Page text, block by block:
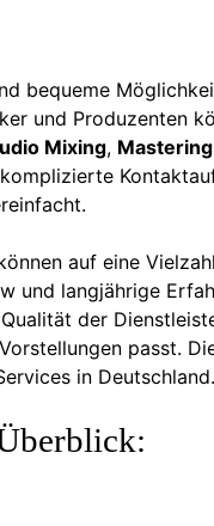
bequeme
und Produzenten
Mixing, Mastering
auf eine
und langjährige
der
passt.
in Deutschland.